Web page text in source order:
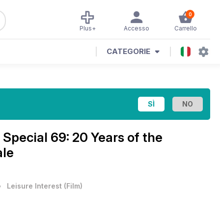
0
Carrello
Accesso
Plus+
CATEGORIE
Special 69: 20 Years of the
Leisure Interest (Film)